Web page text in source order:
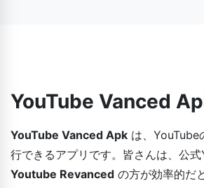
YouTube Vanced
YouTube Vanced Apk は、YouTube
行できるアプリです。皆さんは、公
Youtube Revanced の方が効率的だ